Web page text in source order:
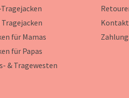
Tragejacken
für Mamas
für Papas
& Tragewesten
Kontakt